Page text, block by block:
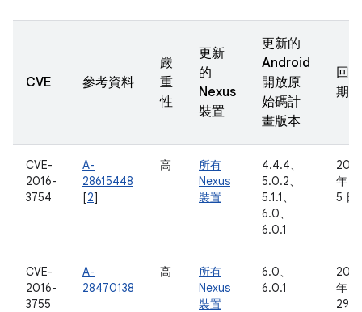
CVE 參考資料
嚴
重
性
更新
的
Nexus
裝置
更新的
Android
開放原
始碼計
畫版本
回
期
CVE-
2016-
3754
A-
28615448
[2]
高
所有
Nexus
裝置
4.4.4、
5.0.2、
5.1.1、
6.0、
6.0.1
2016
年 5
5 日
CVE-
2016-
3755
A-
28470138
高
所有
Nexus
裝置
6.0、
6.0.1
2016
年 4
29